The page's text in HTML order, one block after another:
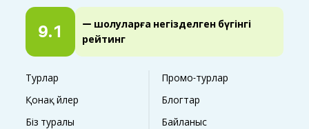
9.1
— шолуларға негізделген бүгінгі
рейтинг
Турлар
Промо-турлар
Қонақ үйлер
Блогтар
Біз туралы
Байланыс